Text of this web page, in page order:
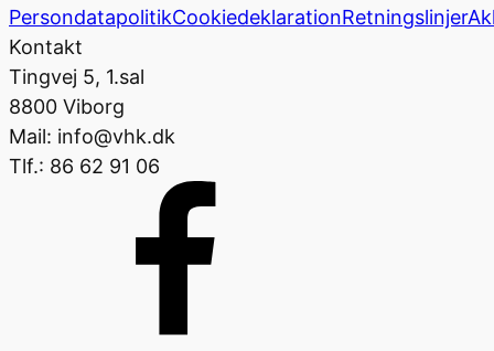
PersondatapolitikCookiedeklarationRetningslinjer
Kontakt
Tingvej 5, 1.sal
8800 Viborg
Mail: info@vhk.dk
Tlf.: 86 62 91 06